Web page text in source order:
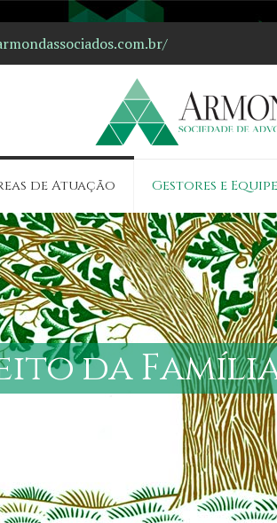
de Atuação Gestores e Equipe
itoda Famíli